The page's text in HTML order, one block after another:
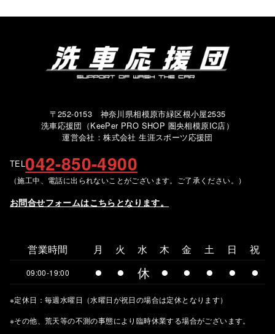
〒252-0153 神奈川県相模原市緑区根小屋2535
洗車応援団（KeePer PRO SHOP 圏央相模原IC店）
運営会社：株式会社 生涯スポーツ応援団
TEL042-850-4900
（施工中、電話に出られないことがございます。ご了承ください。）
お問合せフォームはこちらとなります。
営業時間 月 火 水 木 金 土 日 祝
09:00-19:00 ⚫︎ ⚫︎ 休 ⚫︎ ⚫︎ ⚫︎ ⚫︎ ⚫︎
※定休日：毎週水曜日（水曜日が祝日の場合は定休となります）
※その他、荒天等の不測の事態により臨時休業する場合がございます。